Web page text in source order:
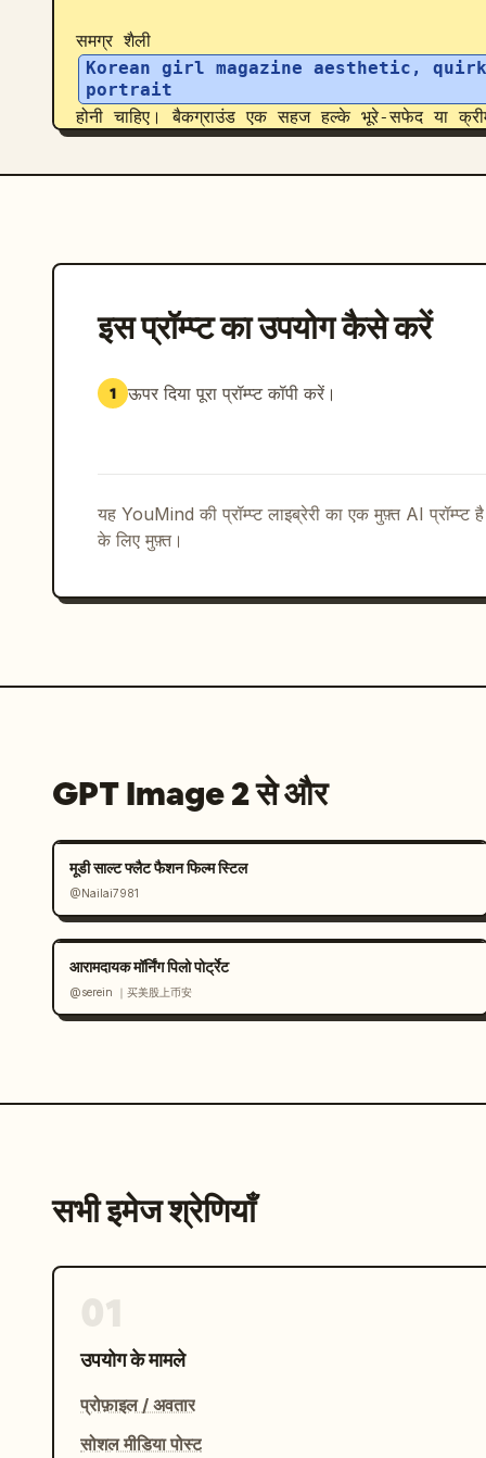
समग्र शैली
Korean girl magazine aesthetic,
portrait
होनी चाहिए। बैकग्राउंड एक सहज हल्के भूरे-सफेद या
प्रकाश, साफ और पारदर्शी दृश्य, और हल्का फिल्म
इस प्रॉम्प्ट का उपयोग कैसे करें
1 ऊपर दिया पूरा प्रॉम्प्ट कॉपी करें।
यह YouMind की प्रॉम्प्ट लाइब्रेरी का एक मुफ़्त AI
के लिए मुफ़्त।
GPT Image 2 से और
मूडी साल्ट फ्लैट फैशन फिल्म स्टिल
@Nailai7981
आरामदायक मॉर्निंग पिलो पोर्ट्रेट
@serein ｜买美股上币安
सभी इमेज श्रेणियाँ
उपयोग के मामले
प्रोफ़ाइल / अवतार
सोशल मीडिया पोस्ट